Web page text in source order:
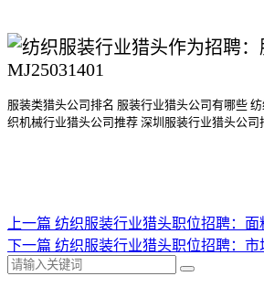
服装类猎头公司排名 服装行业猎头公司有哪些
织机械行业猎头公司推荐 深圳服装行业猎头公司
上一篇 纺织服装行业猎头职位招聘：面
下一篇 纺织服装行业猎头职位招聘：市